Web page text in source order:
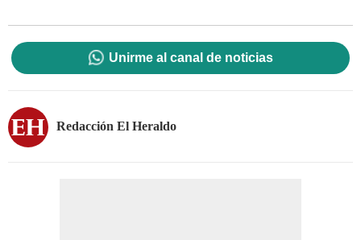
Unirme al canal de noticias
Redacción El Heraldo